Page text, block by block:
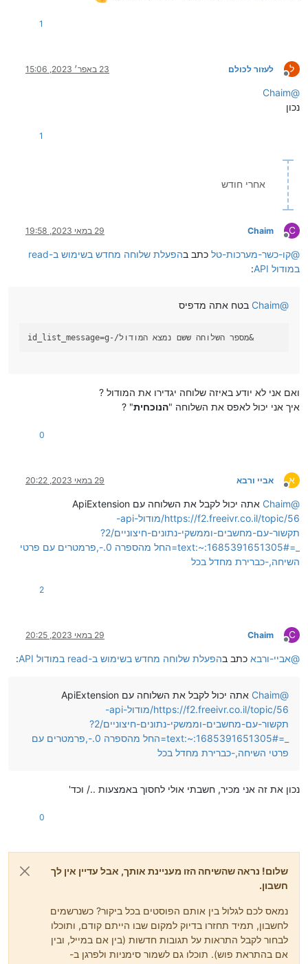
1
ל
מנותק
לעזור לכולם 23 באפר׳ 2023, 15:06
@
Chaim
נכון
1
אחרי חודש
C
מנותק
Chaim 29 במאי 2023, 19:58
@קו-כשר-מערכות-טל כתב ב
הפעלת שלוחה מחדש בשימוש ב-read
במודול API
:
@
Chaim בטח אתה מדפיס
id_list_message =g-/מספר השלוחה ששם נמצא המודול&
ואם אני לא יודע באיזה שלוחה יגדירו את המודול ?
איך אני יכול לאפס את השלוחה "הנוכחית" ?
0
א
מנותק
אביי ורבא 29 במאי 2023, 20:22
@
Chaim אתה יכול לקבל את השלוחה עם ApiExtension
https://f2.freeivr.co.il/topic/56/מודול-api-
תקשור-עם-מחשבים-וממשקי-נתונים-חיצוניים/2?
_=1685391651305#:~:text=החל מהספרה 0.-,פרמטרים עם פרטי
השיחה,-כברירת מחדל בכל
2
C
מנותק
Chaim 29 במאי 2023, 20:25
@אביי-ורבא כתב בהפעלת שלוחה מחדש בשימוש ב-read במודול API :
@
Chaim אתה יכול לקבל את השלוחה עם ApiExtension
https://f2.freeivr.co.il/topic/56/מודול-api-
תקשור-עם-מחשבים-וממשקי-נתונים-חיצוניים/2?
_=1685391651305#:~:text=החל מהספרה 0.-,פרמטרים עם
פרטי השיחה,-כברירת מחדל בכל
נכון את זה אני מכיר, חשבתי אולי לחסוך באמצעות ../ וכד'
0
שלום! נראה שהשיחה הזו מעניינת אותך, אבל עדיין אין לך
חשבון.
נמאס לכם לגלול בין אותם הפוסטים בכל ביקור? כשנרשמים
לחשבון, תמיד תחזרו בדיוק למקום שבו הייתם קודם, ותוכלו
לבחור לקבל התראות על תגובות חדשות (בין אם במייל, ובין
אם בהתראת פוש). תוכלו גם לשמור סימניות ולפרגן ב-